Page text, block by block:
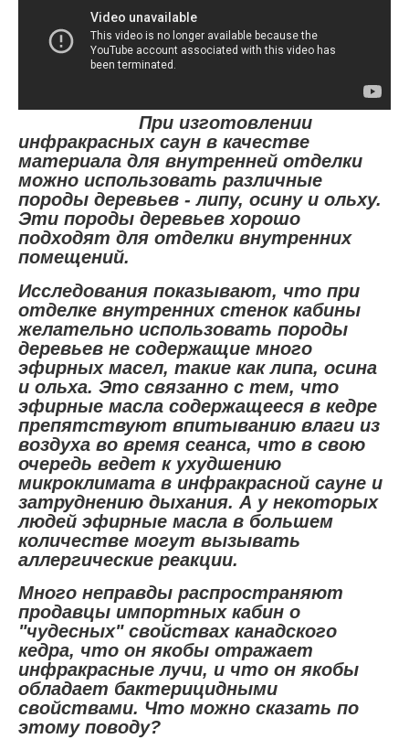
При изготовлении
инфракрасных саун в качестве
материала для внутренней отделки
можно использовать различные
породы деревьев - липу, осину и ольху.
Эти породы деревьев хорошо
подходят для отделки внутренних
помещений.
Исследования показывают, что при
отделке внутренних стенок кабины
желательно использовать породы
деревьев не содержащие много
эфирных масел, такие как липа, осина
и ольха. Это связанно с тем, что
эфирные масла содержащееся в кедре
препятствуют впитыванию влаги из
воздуха во время сеанса, что в свою
очередь ведет к ухудшению
микроклимата в инфракрасной сауне и
затруднению дыхания. А у некоторых
людей эфирные масла в большем
количестве могут вызывать
аллергические реакции.
Много неправды распространяют
продавцы импортных кабин о
"чудесных" свойствах канадского
кедра, что он якобы отражает
инфракрасные лучи, и что он якобы
обладает бактерицидными
свойствами. Что можно сказать по
этому поводу?